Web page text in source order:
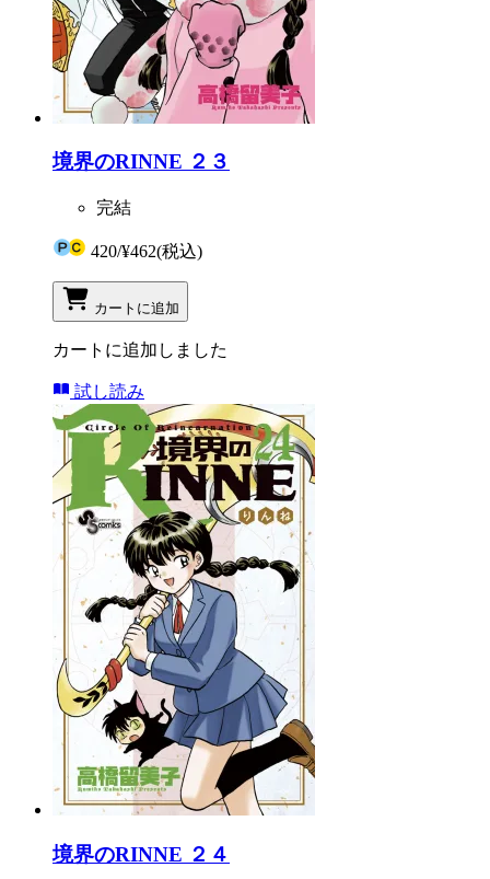
境界のRINNE ２３
完結
420/¥462(税込)
カートに追加
カートに追加しました
試し読み
境界のRINNE ２４